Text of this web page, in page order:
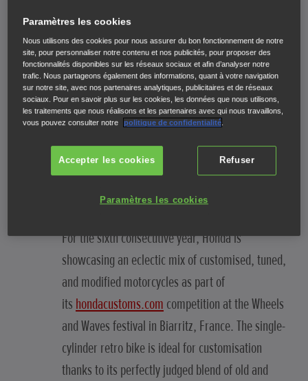
23.06.25
HONDA GB350S
CUSTOM
COMPETITION -
WHEELS AND WAVES
For the sixth consecutive year, Honda is
showcasing an eclectic mix of customised, tuned,
and modified motorcycles as part of
its hondacustoms.com competition at the Wheels
and Waves festival in Biarritz, France. The single-
cylinder retro bike is ideal for customisation
thanks to its perfectly judged blend of old and
Paramètres les cookies
Nous utilisons des cookies pour nous assurer du bon fonctionnement de notre
site, pour personnaliser notre contenu et nos publicités, pour proposer des
fonctionnalités disponibles sur les réseaux sociaux et afin d’analyser notre
trafic. Nous partageons également des informations, quant à votre navigation
sur notre site, avec nos partenaires analytiques, publicitaires et de réseaux
sociaux. Pour en savoir plus sur les cookies, les données que nous utilisons,
les traitements que nous réalisons et les partenaires avec qui nous travaillons,
vous pouvez consulter notre
politique de confidentialité
Refuser
Accepter les cookies
Paramètres les cookies